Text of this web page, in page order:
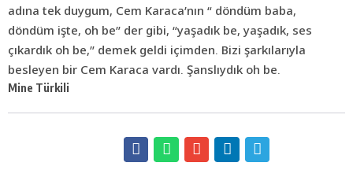
adına tek duygum, Cem Karaca’nın “ döndüm baba,
döndüm işte, oh be” der gibi, “yaşadık be, yaşadık, ses
çıkardık oh be,” demek geldi içimden. Bizi şarkılarıyla
besleyen bir Cem Karaca vardı. Şanslıydık oh be.
Mine Türkili